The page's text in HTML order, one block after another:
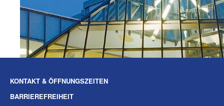
KONTAKT & ÖFFNUNGSZEITEN
BARRIEREFREIHEIT